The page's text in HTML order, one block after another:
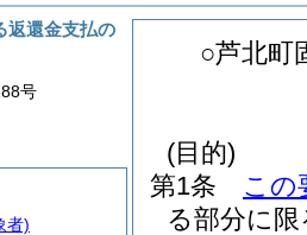
○芦北町
(目的)
第1条
この
る部分に
返還金支払の
号
者)